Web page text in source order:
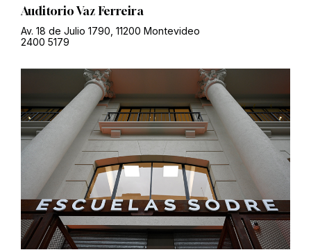
Auditorio Vaz Ferreira
Av. 18 de Julio 1790, 11200 Montevideo
2400 5179